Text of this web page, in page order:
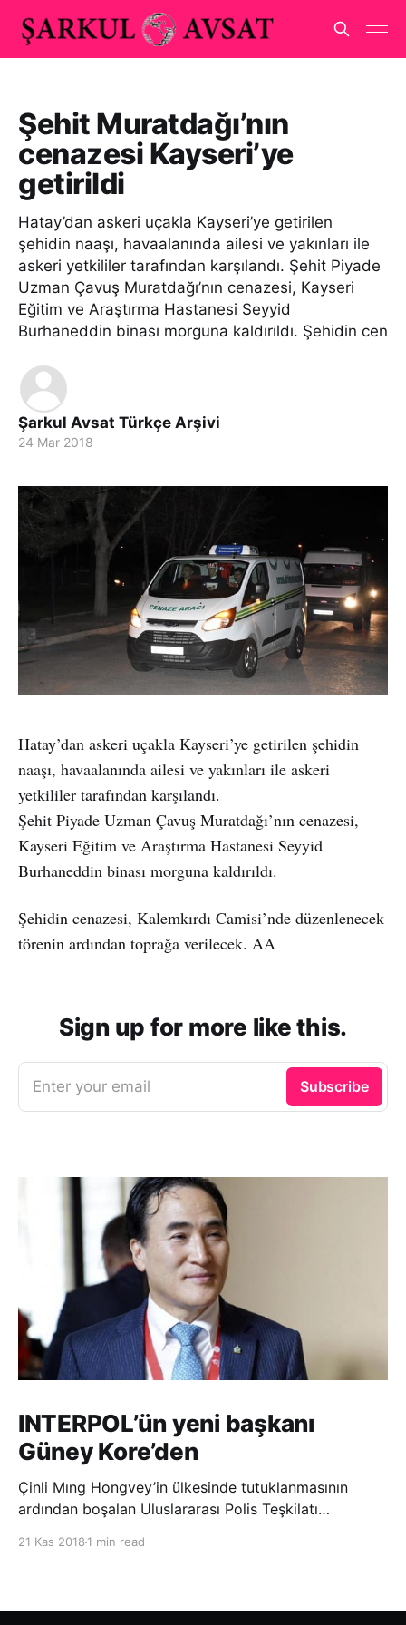
Şehit Muratdağı’nın
cenazesi Kayseri’ye
getirildi
Hatay’dan askeri uçakla Kayseri’ye getirilen
şehidin naaşı, havaalanında ailesi ve yakınları ile
askeri yetkililer tarafından karşılandı. Şehit Piyade
Uzman Çavuş Muratdağı’nın cenazesi, Kayseri
Eğitim ve Araştırma Hastanesi Seyyid
Burhaneddin binası morguna kaldırıldı. Şehidin cen
Şarkul Avsat Türkçe Arşivi
24 Mar 2018
Hatay’dan askeri uçakla Kayseri’ye getirilen şehidin
naaşı, havaalanında ailesi ve yakınları ile askeri
yetkililer tarafından karşılandı.
Şehit Piyade Uzman Çavuş Muratdağı’nın cenazesi,
Kayseri Eğitim ve Araştırma Hastanesi Seyyid
Burhaneddin binası morguna kaldırıldı.
Şehidin cenazesi, Kalemkırdı Camisi’nde düzenlenecek
törenin ardından toprağa verilecek. AA
Sign up for more like this.
Enter your email Subscribe
INTERPOL’ün yeni başkanı
Güney Kore’den
Çinli Mıng Hongvey’in ülkesinde tutuklanmasının
ardından boşalan Uluslararası Polis Teşkilatı
21 Kas 2018 1 min read